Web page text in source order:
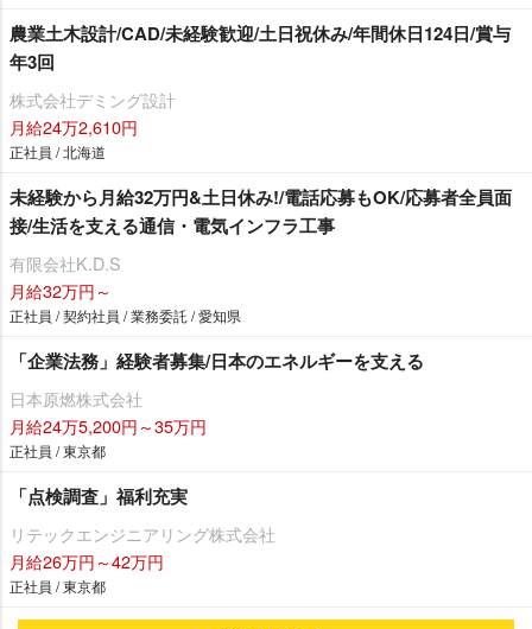
農業土木設計/CAD/未経験歓迎/土日祝休み/年間休日124日/賞与
年3回
株式会社デミング設計
月給24万2,610円
正社員 / 北海道
未経験から月給32万円&土日休み!/電話応募もOK/応募者全員面
接/生活を支える通信・電気インフラ工事
有限会社K.D.S
月給32万円～
正社員 / 契約社員 / 業務委託 / 愛知県
「企業法務」経験者募集/日本のエネルギーを支える
日本原燃株式会社
月給24万5,200円～35万円
正社員 / 東京都
「点検調査」福利充実
リテックエンジニアリング株式会社
月給26万円～42万円
正社員 / 東京都